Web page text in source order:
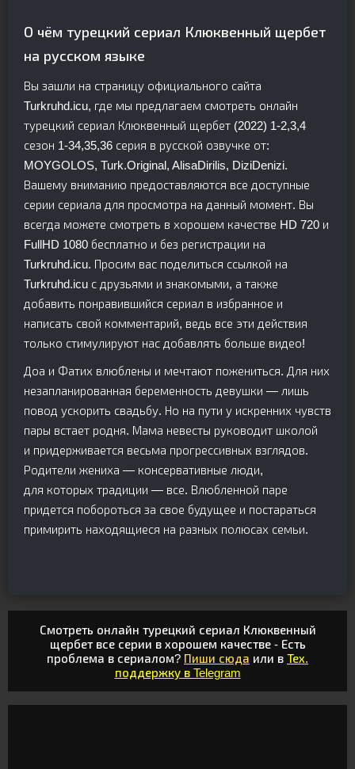
О чём турецкий сериал Клюквенный щербет
на русском языке
Вы зашли на страницу официального сайта
Turkruhd.icu, где мы предлагаем смотреть онлайн
турецкий сериал Клюквенный щербет (2022) 1-2,3,4
сезон 1-34,35,36 серия в русской озвучке от:
MOYGOLOS, Turk.Original, AlisaDirilis, DiziDenizi.
Вашему вниманию предоставляются все доступные
серии сериала для просмотра на данный момент. Вы
всегда можете смотреть в хорошем качестве HD 720 и
FullHD 1080 бесплатно и без регистрации на
Turkruhd.icu. Просим вас поделиться ссылкой на
Turkruhd.icu с друзьями и знакомыми, а также
добавить понравившийся сериал в избранное и
написать свой комментарий, ведь все эти действия
только стимулируют нас добавлять больше видео!
Доа и Фатих влюблены и мечтают пожениться. Для них
незапланированная беременность девушки — лишь
повод ускорить свадьбу. Но на пути у искренних чувств
пары встает родня. Мама невесты руководит школой
и придерживается весьма прогрессивных взглядов.
Родители жениха — консервативные люди,
для которых традиции — все. Влюбленной паре
придется побороться за свое будущее и постараться
примирить находящиеся на разных полюсах семьи.
Смотреть онлайн турецкий сериал Клюквенный
щербет все серии в хорошем качестве - Есть
проблема в сериалом? Пиши сюда или в Тех.
поддержку в Telegram